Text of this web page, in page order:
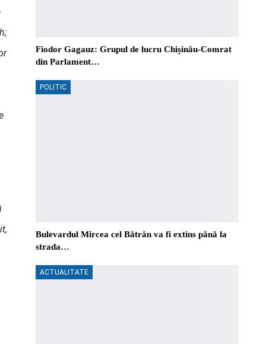
Fiodor Gagauz: Grupul de lucru Chișinău-Comrat
din Parlament…
POLITIC
Bulevardul Mircea cel Bătrân va fi extins până la
strada…
ACTUALITATE